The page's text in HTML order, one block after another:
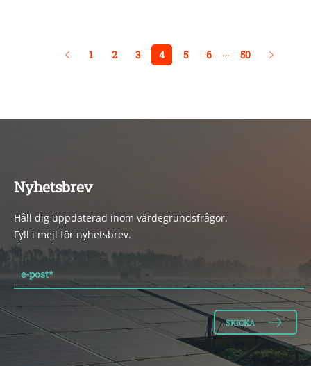
1 2 3 4 5 6 … 50
Nyhetsbrev
Håll dig uppdaterad inom värdegrundsfrågor.
Fyll i mejl för nyhetsbrev.
e-post*